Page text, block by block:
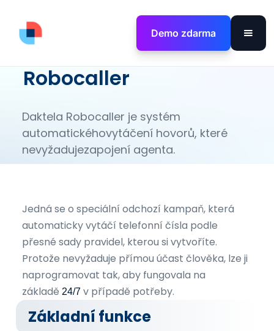
Demo zdarma
Robocaller
Daktela Robocaller je systém
automatickéhovytáčení hovorů, které
nevyžadujezapojení agenta.
Jedná se o speciální odchozí kampaň, která
automaticky vytáčí telefonní čísla podle
přesné sady pravidel, kterou si vytvoříte.
Protože nevyžaduje přímou účast člověka, lze ji
naprogramovat tak, aby fungovala na
základě24/7 v případě potřeby.
Základní funkce